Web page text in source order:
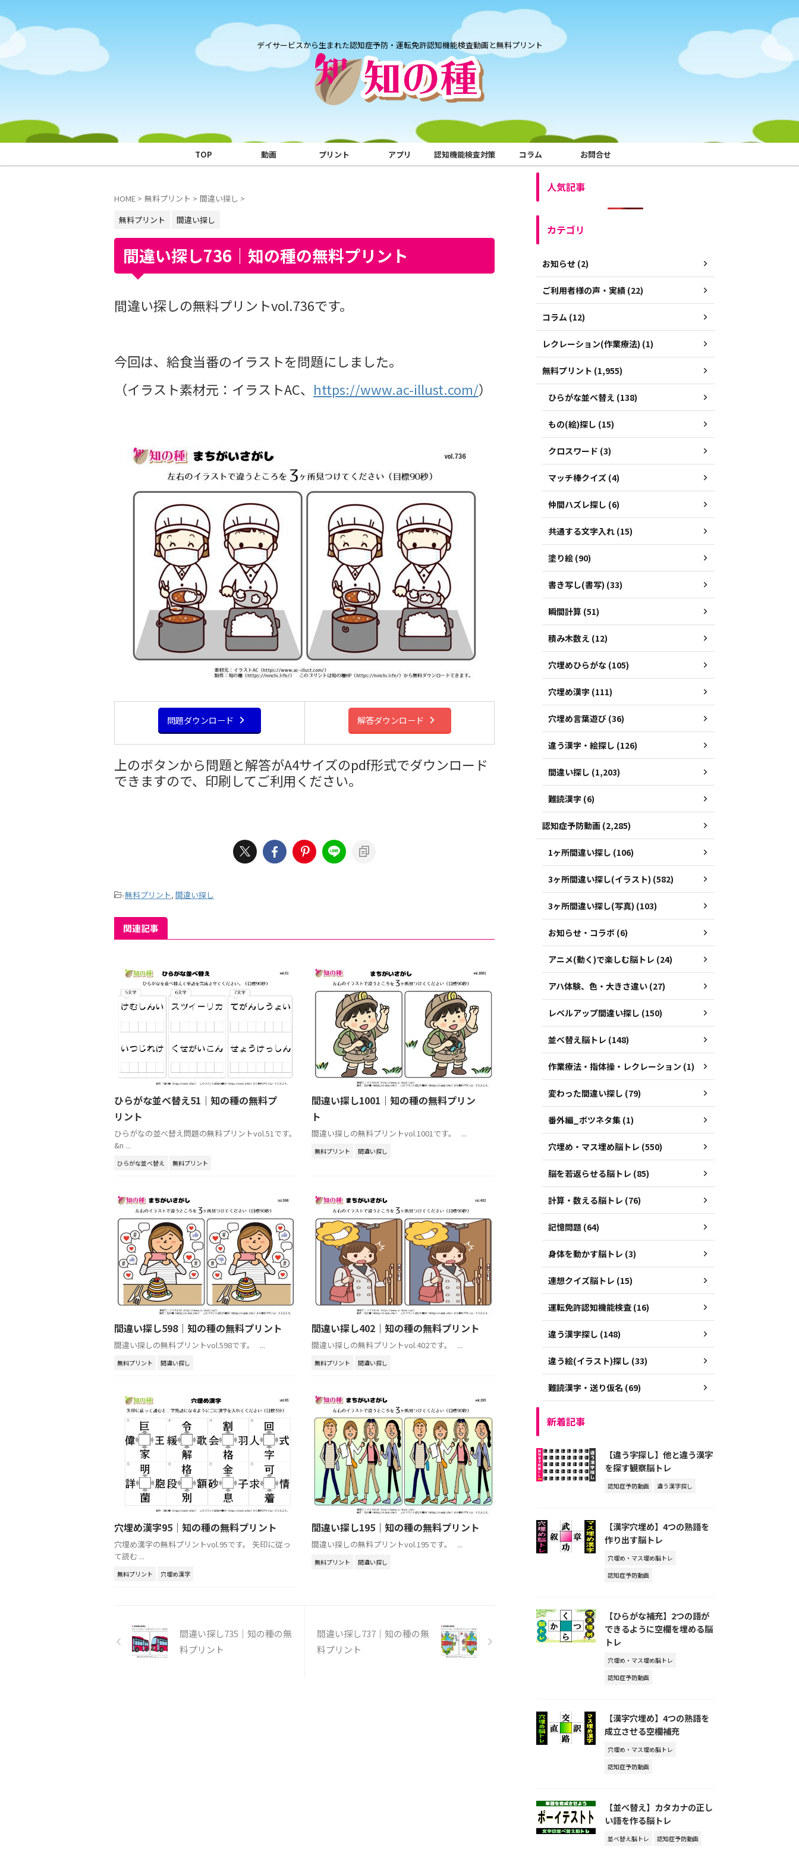
デイサービスから生まれた認知症予防・運転免許認知機能検査動画と無料プリント
TOP 動画 プリント アプリ 認知機能検査対策 コラム お問合せ
HOME > 無料プリント > 間違い探し >
無料プリント
間違い探し
間違い探し736｜知の種の無料プリント
間違い探しの無料プリントvol.736です。
今回は、給食当番のイラストを問題にしました。
（イラスト素材元：イラストAC、 https://www.ac-illust.com/）
問題ダウンロード 解答ダウンロード
上のボタンから問題と解答がA4サイズのpdf形式でダウンロード
できますので、印刷してご利用ください。
-無料プリント, 間違い探し
関連記事
ひらがな並べ替え51｜知の種の無料プ
リント
ひらがなの並べ替え問題の無料プリントvol.51です。
&n ...
ひらがな並べ替え 無料プリント
間違い探し1001｜知の種の無料プリン
ト
間違い探しの無料プリントvol.1001です。 ...
無料プリント 間違い探し
間違い探し598｜知の種の無料プリント
間違い探しの無料プリントvol.598です。 ...
無料プリント 間違い探し
間違い探し402｜知の種の無料プリント
間違い探しの無料プリントvol.402です。 ...
無料プリント 間違い探し
穴埋め漢字95｜知の種の無料プリント
穴埋め漢字の無料プリントvol.95です。 矢印に従っ
て読む ...
無料プリント 穴埋め漢字
間違い探し195｜知の種の無料プリント
間違い探しの無料プリントvol.195です。 ...
無料プリント 間違い探し
間違い探し735｜知の種の無
料プリント
間違い探し737｜知の種の無
料プリント
人気記事
カテゴリ
お知らせ (2)
ご利用者様の声・実績 (22)
コラム (12)
レクレーション(作業療法) (1)
無料プリント (1,955)
ひらがな並べ替え (138)
もの(絵)探し (15)
クロスワード (3)
マッチ棒クイズ (4)
仲間ハズレ探し (6)
共通する文字入れ (15)
塗り絵 (90)
書き写し(書写) (33)
瞬間計算 (51)
積み木数え (12)
穴埋めひらがな (105)
穴埋め漢字 (111)
穴埋め言葉遊び (36)
違う漢字・絵探し (126)
間違い探し (1,203)
難読漢字 (6)
認知症予防動画 (2,285)
1ヶ所間違い探し (106)
3ヶ所間違い探し(イラスト) (582)
3ヶ所間違い探し(写真) (103)
お知らせ・コラボ (6)
アニメ(動く)で楽しむ脳トレ (24)
アハ体験、色・大きさ違い (27)
レベルアップ間違い探し (150)
並べ替え脳トレ (148)
作業療法・指体操・レクレーション (1)
変わった間違い探し (79)
番外編_ボツネタ集 (1)
穴埋め・マス埋め脳トレ (550)
脳を若返らせる脳トレ (85)
計算・数える脳トレ (76)
記憶問題 (64)
身体を動かす脳トレ (3)
連想クイズ脳トレ (15)
運転免許認知機能検査 (16)
違う漢字探し (148)
違う絵(イラスト)探し (33)
難読漢字・送り仮名 (69)
新着記事
【違う字探し】他と違う漢字
を探す観察脳トレ
認知症予防動画 違う漢字探し
【漢字穴埋め】4つの熟語を
作り出す脳トレ
穴埋め・マス埋め脳トレ
認知症予防動画
【ひらがな補充】2つの語が
できるように空欄を埋める脳
トレ
穴埋め・マス埋め脳トレ
認知症予防動画
【漢字穴埋め】4つの熟語を
成立させる空欄補充
穴埋め・マス埋め脳トレ
認知症予防動画
【並べ替え】カタカナの正し
い語を作る脳トレ
並べ替え脳トレ 認知症予防動画